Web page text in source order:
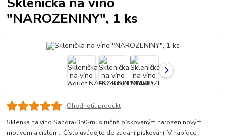
"NAROZENINY", 1 ks
Ohodnotit produkt
Sklenka na víno Sandra-350-ml s ručně pískovaným narozeninovým
motivem a číslem. Číslo uvádějte do zadání pískování. V nabídce